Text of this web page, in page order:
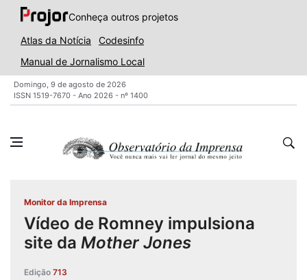
Conheça outros projetos
Atlas da Notícia
Codesinfo
Manual de Jornalismo Local
Domingo, 9 de agosto de 2026
ISSN 1519-7670 - Ano 2026 - nº 1400
Monitor da Imprensa
Vídeo de Romney impulsiona
site da Mother Jones
Edição 713